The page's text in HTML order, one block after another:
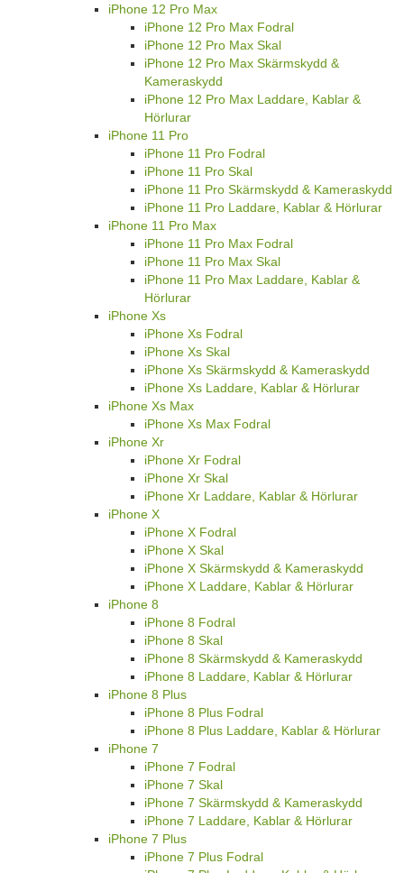
iPhone 12 Pro Max
iPhone 12 Pro Max Fodral
iPhone 12 Pro Max Skal
iPhone 12 Pro Max Skärmskydd &
Kameraskydd
iPhone 12 Pro Max Laddare, Kablar &
Hörlurar
iPhone 11 Pro
iPhone 11 Pro Fodral
iPhone 11 Pro Skal
iPhone 11 Pro Skärmskydd & Kameraskydd
iPhone 11 Pro Laddare, Kablar & Hörlurar
iPhone 11 Pro Max
iPhone 11 Pro Max Fodral
iPhone 11 Pro Max Skal
iPhone 11 Pro Max Laddare, Kablar &
Hörlurar
iPhone Xs
iPhone Xs Fodral
iPhone Xs Skal
iPhone Xs Skärmskydd & Kameraskydd
iPhone Xs Laddare, Kablar & Hörlurar
iPhone Xs Max
iPhone Xs Max Fodral
iPhone Xr
iPhone Xr Fodral
iPhone Xr Skal
iPhone Xr Laddare, Kablar & Hörlurar
iPhone X
iPhone X Fodral
iPhone X Skal
iPhone X Skärmskydd & Kameraskydd
iPhone X Laddare, Kablar & Hörlurar
iPhone 8
iPhone 8 Fodral
iPhone 8 Skal
iPhone 8 Skärmskydd & Kameraskydd
iPhone 8 Laddare, Kablar & Hörlurar
iPhone 8 Plus
iPhone 8 Plus Fodral
iPhone 8 Plus Laddare, Kablar & Hörlurar
iPhone 7
iPhone 7 Fodral
iPhone 7 Skal
iPhone 7 Skärmskydd & Kameraskydd
iPhone 7 Laddare, Kablar & Hörlurar
iPhone 7 Plus
iPhone 7 Plus Fodral